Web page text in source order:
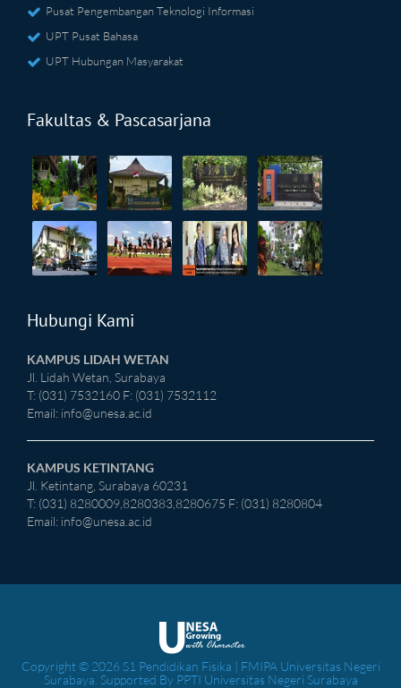
Pusat Pengembangan Teknologi Informasi
UPT Pusat Bahasa
UPT Hubungan Masyarakat
Fakultas & Pascasarjana
Hubungi Kami
KAMPUS LIDAH WETAN
Jl. Lidah Wetan, Surabaya
T: (031) 7532160 F: (031) 7532112
Email: info@unesa.ac.id
KAMPUS KETINTANG
Jl. Ketintang, Surabaya 60231
T: (031) 8280009,8280383,8280675 F: (031) 8280804
Email: info@unesa.ac.id
Copyright © 2026 S1 Pendidikan Fisika | FMIPA Universitas Negeri
Surabaya. Supported By PPTI Universitas Negeri Surabaya